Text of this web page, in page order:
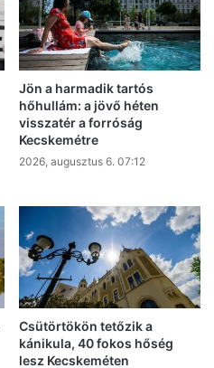
Jön a harmadik tartós
hőhullám: a jövő héten
visszatér a forróság
Kecskemétre
2026, augusztus 6. 07:12
Csütörtökön tetőzik a
kánikula, 40 fokos hőség
lesz Kecskeméten